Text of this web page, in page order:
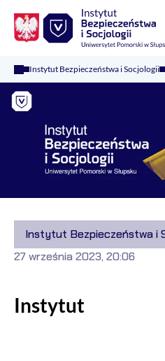
Instytut Bezpieczeństwa i Socjologii
Instytut Bezpieczeństwa i
Instytut
27 września 2023, 20:06
Logo Kaliop Poland